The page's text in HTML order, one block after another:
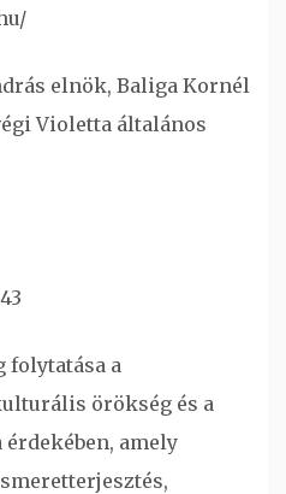
elnök, Baliga Kornél
Violetta általános
folytatása a
örökség és a
amely